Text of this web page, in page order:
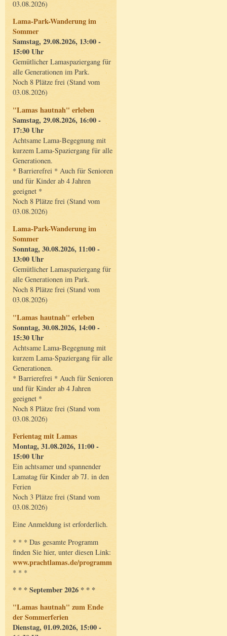
03.08.2026)
Lama-Park-Wanderung im
Sommer
Samstag, 29.08.2026, 13:00 -
15:00 Uhr
Gemütlicher Lamaspaziergang für
alle Generationen im Park.
Noch 8 Plätze frei (Stand vom
03.08.2026)
"Lamas hautnah" erleben
Samstag, 29.08.2026, 16:00 -
17:30 Uhr
Achtsame Lama-Begegnung mit
kurzem Lama-Spaziergang für alle
Generationen.
* Barrierefrei * Auch für Senioren
und für Kinder ab 4 Jahren
geeignet *
Noch 8 Plätze frei (Stand vom
03.08.2026)
Lama-Park-Wanderung im
Sommer
Sonntag, 30.08.2026, 11:00 -
13:00 Uhr
Gemütlicher Lamaspaziergang für
alle Generationen im Park.
Noch 8 Plätze frei (Stand vom
03.08.2026)
"Lamas hautnah" erleben
Sonntag, 30.08.2026, 14:00 -
15:30 Uhr
Achtsame Lama-Begegnung mit
kurzem Lama-Spaziergang für alle
Generationen.
* Barrierefrei * Auch für Senioren
und für Kinder ab 4 Jahren
geeignet *
Noch 8 Plätze frei (Stand vom
03.08.2026)
Ferientag mit Lamas
Montag, 31.08.2026, 11:00 -
15:00 Uhr
Ein achtsamer und spannender
Lamatag für Kinder ab 7J. in den
Ferien
Noch 3 Plätze frei (Stand vom
03.08.2026)
Eine Anmeldung ist erforderlich.
* * * Das gesamte Programm
finden Sie hier, unter diesen Link:
www.prachtlamas.de/programm
* * *
* * * September 2026 * * *
"Lamas hautnah" zum Ende
der Sommerferien
Dienstag, 01.09.2026, 15:00 -